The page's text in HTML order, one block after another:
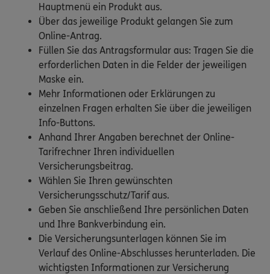
Hauptmenü ein Produkt aus.
Über das jeweilige Produkt gelangen Sie zum
Online-Antrag.
Füllen Sie das Antragsformular aus: Tragen Sie die
erforderlichen Daten in die Felder der jeweiligen
Maske ein.
Mehr Informationen oder Erklärungen zu
einzelnen Fragen erhalten Sie über die jeweiligen
Info-Buttons.
Anhand Ihrer Angaben berechnet der Online-
Tarifrechner Ihren individuellen
Versicherungsbeitrag.
Wählen Sie Ihren gewünschten
Versicherungsschutz/Tarif aus.
Geben Sie anschließend Ihre persönlichen Daten
und Ihre Bankverbindung ein.
Die Versicherungsunterlagen können Sie im
Verlauf des Online-Abschlusses herunterladen. Die
wichtigsten Informationen zur Versicherung